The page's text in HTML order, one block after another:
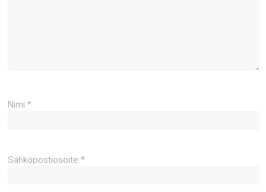
Nimi*
Sähköpostiosoite*